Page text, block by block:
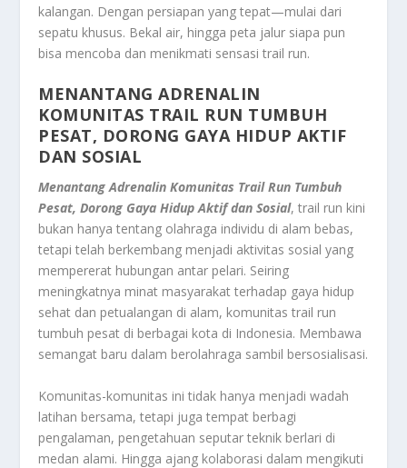
kalangan. Dengan persiapan yang tepat—mulai dari
sepatu khusus. Bekal air, hingga peta jalur siapa pun
bisa mencoba dan menikmati sensasi trail run.
MENANTANG ADRENALIN
KOMUNITAS TRAIL RUN TUMBUH
PESAT, DORONG GAYA HIDUP AKTIF
DAN SOSIAL
Menantang Adrenalin Komunitas Trail Run Tumbuh
Pesat, Dorong Gaya Hidup Aktif dan Sosial, trail run kini
bukan hanya tentang olahraga individu di alam bebas,
tetapi telah berkembang menjadi aktivitas sosial yang
mempererat hubungan antar pelari. Seiring
meningkatnya minat masyarakat terhadap gaya hidup
sehat dan petualangan di alam, komunitas trail run
tumbuh pesat di berbagai kota di Indonesia. Membawa
semangat baru dalam berolahraga sambil bersosialisasi.
Komunitas-komunitas ini tidak hanya menjadi wadah
latihan bersama, tetapi juga tempat berbagi
pengalaman, pengetahuan seputar teknik berlari di
medan alami. Hingga ajang kolaborasi dalam mengikuti